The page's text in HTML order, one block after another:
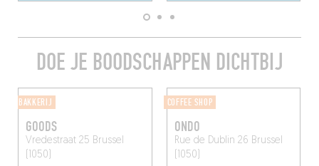
DOE JE BOODSCHAPPEN DICHTBIJ
BAKKERIJ
GOODS
Vredestraat 25 Brussel
(1050)
COFFEE SHOP
ONDO
Rue de Dublin 26 Brussel
(1050)